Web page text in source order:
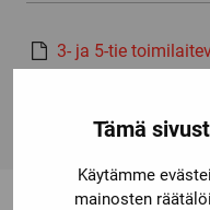
Tämä
Käytämme
mainosten
3- ja 5-tie